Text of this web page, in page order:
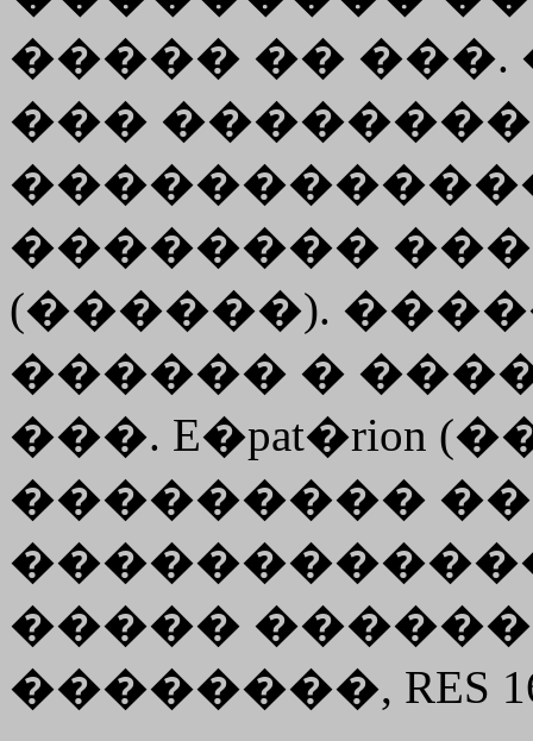
����� ��
���
������������
��������
(������).
������ �
���. E�pat�rion
���������
�����
��������, RES